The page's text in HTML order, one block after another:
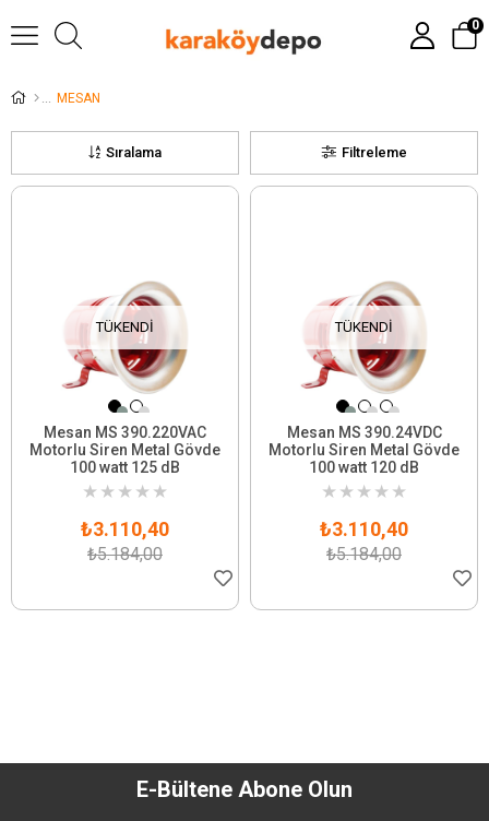
0
MESAN
Filtreleme
Sıralama
TÜKENDI
Mesan MS 390.220VAC
Motorlu Siren Metal Gövde
100 watt 125 dB
★ ★ ★ ★ ★
₺3.110,40
₺5.184,00
TÜKENDI
Mesan MS 390.24VDC
Motorlu Siren Metal Gövde
100 watt 120 dB
★ ★ ★ ★ ★
₺3.110,40
₺5.184,00
E-Bültene Abone Olun